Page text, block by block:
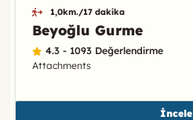
1,0km./17 dakika
Beyoğlu Gurme
4.3 - 1093 Değerlendirme
Attachments
İncele